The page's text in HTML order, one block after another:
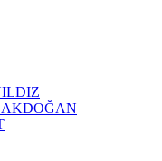
AKDOĞAN